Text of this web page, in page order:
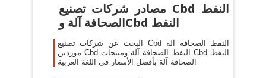
مصادر شركات تصنيع Cbd النفط
الصحافة آلة وCbd النفط
البحث عن شركات تصنيع Cbd النفط الصحافة آلة
موردين Cbd النفط الصحافة آلة ومنتجات Cbd النفط
الصحافة آلة بأفضل الأسعار في اللغة العربية